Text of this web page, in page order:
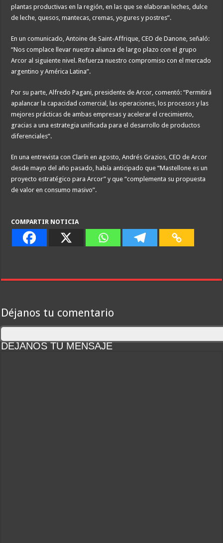
plantas productivas en la región, en las que se elaboran leches, dulce
de leche, quesos, mantecas, cremas, yogures y postres”.
En un comunicado, Antoine de Saint-Affrique, CEO de Danone, señaló:
“Nos complace llevar nuestra alianza de largo plazo con el grupo
Arcor al siguiente nivel. Refuerza nuestro compromiso con el mercado
argentino y América Latina”.
Por su parte, Alfredo Pagani, presidente de Arcor, comentó: “Permitirá
apalancar la capacidad comercial, las operaciones, los procesos y las
mejores prácticas de ambas empresas y acelerar el crecimiento,
gracias a una estrategia unificada para el desarrollo de productos
diferenciales”.
En una entrevista con Clarín en agosto, Andrés Grazios, CEO de Arcor
desde mayo del año pasado, había anticipado que “Mastellone es un
proyecto estratégico para Arcor” y que “complementa su propuesta
de valor en consumo masivo”.
COMPARTIR NOTICIA
Déjanos tu comentario
DEJANOS TU MENSAJE